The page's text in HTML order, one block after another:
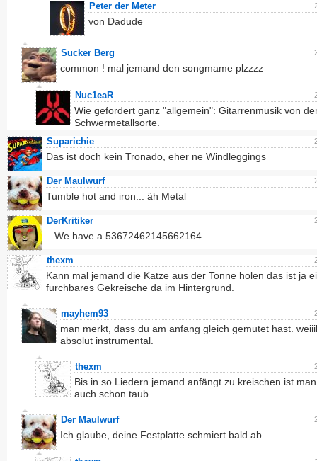
Peter der Meter
von Dadude
Sucker Berg
common ! mal jemand den songmame plzzzz
Nuc1eaR
Wie gefordert ganz "allgemein": Gitarrenmusik von
Schwermetallsorte.
Suparichie
Das ist doch kein Tronado, eher ne Windleggings
Der Maulwurf
Tumble hot and iron... äh Metal
DerKritiker
...We have a 53672462145662164
thexm
Kann mal jemand die Katze aus der Tonne holen das ist ja
furchbares Gekreische da im Hintergrund.
mayhem93
man merkt, dass du am anfang gleich gemutet hast.
absolut instrumental.
thexm
Bis in so Liedern jemand anfängt zu kreischen ist
auch schon taub.
Der Maulwurf
Ich glaube, deine Festplatte schmiert bald ab.